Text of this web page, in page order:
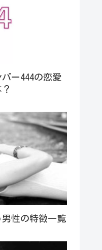
ー444の恋愛
性の特徴一覧